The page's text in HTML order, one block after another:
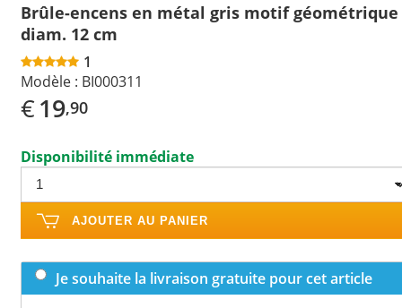
Brûle-encens en métal gris motif géométrique
diam. 12 cm
1
Modèle : BI000311
€19,90
Disponibilité immédiate
AJOUTER AU PANIER
Je souhaite la livraison gratuite pour cet article